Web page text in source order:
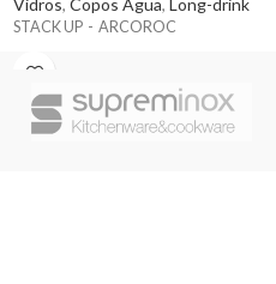
Vidros, Copos Água, Long-drink
STACK UP - ARCOROC